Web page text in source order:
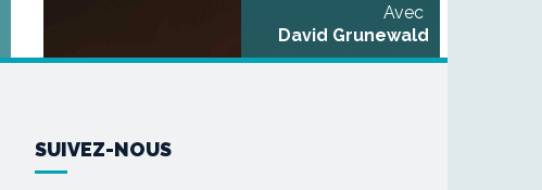
Avec
David Grunewald
SUIVEZ-NOUS